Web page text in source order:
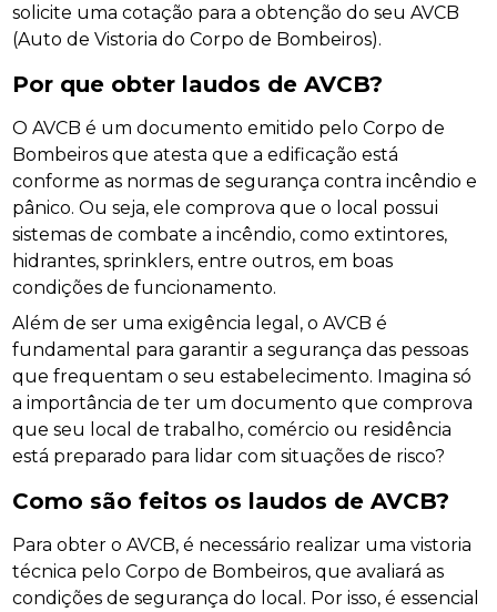
solicite uma cotação para a obtenção do seu AVCB
(Auto de Vistoria do Corpo de Bombeiros).
Por que obter laudos de AVCB?
O AVCB é um documento emitido pelo Corpo de
Bombeiros que atesta que a edificação está
conforme as normas de segurança contra incêndio e
pânico. Ou seja, ele comprova que o local possui
sistemas de combate a incêndio, como extintores,
hidrantes, sprinklers, entre outros, em boas
condições de funcionamento.
Além de ser uma exigência legal, o AVCB é
fundamental para garantir a segurança das pessoas
que frequentam o seu estabelecimento. Imagina só
a importância de ter um documento que comprova
que seu local de trabalho, comércio ou residência
está preparado para lidar com situações de risco?
Como são feitos os laudos de AVCB?
Para obter o AVCB, é necessário realizar uma vistoria
técnica pelo Corpo de Bombeiros, que avaliará as
condições de segurança do local. Por isso, é essencial